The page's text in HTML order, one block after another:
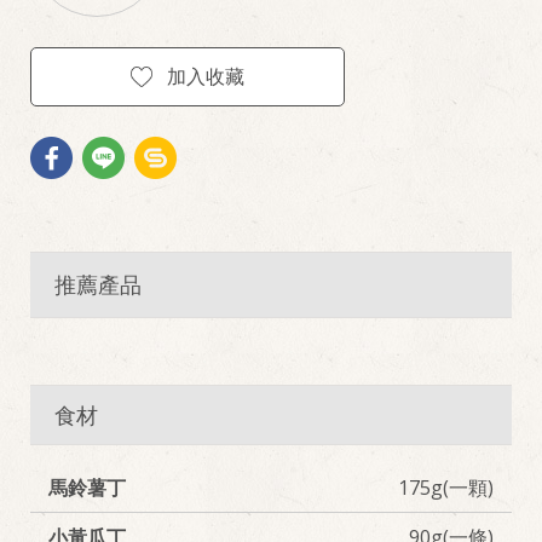
加入收藏
推薦產品
食材
馬鈴薯丁
175g(一顆)
小黃瓜丁
90g(一條)